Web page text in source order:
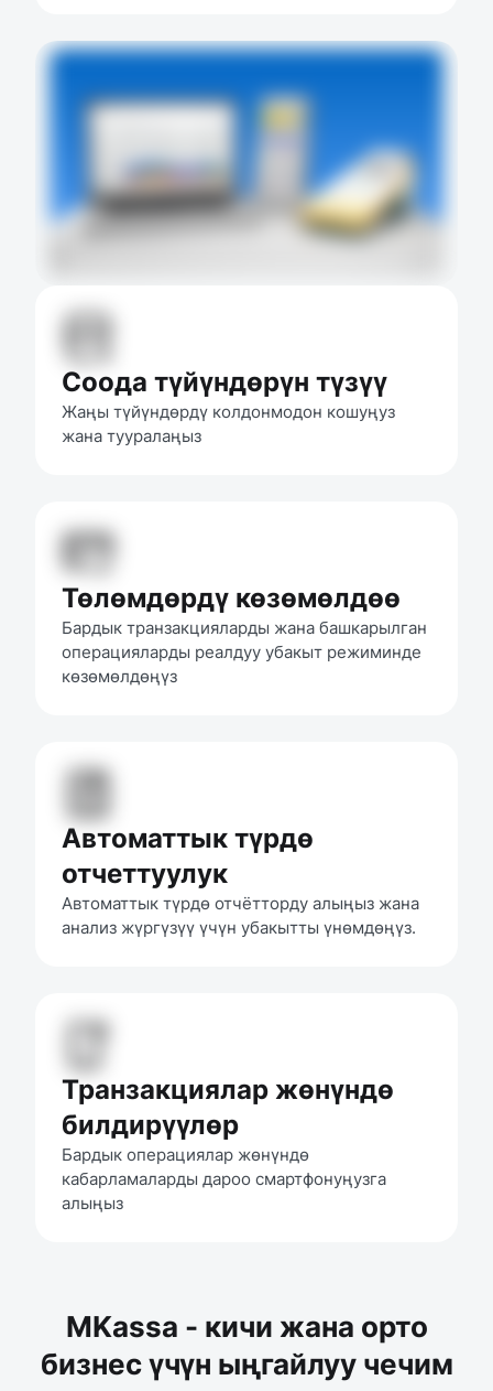
Соода түйүндөрүн түзүү
Жаңы түйүндөрдү колдонмодон кошуңуз
жана тууралаңыз
Төлөмдөрдү көзөмөлдөө
Бардык транзакцияларды жана башкарылган
операцияларды реалдуу убакыт режиминде
көзөмөлдөңүз
Автоматтык түрдө
отчеттуулук
Автоматтык түрдө отчётторду алыңыз жана
анализ жүргүзүү үчүн убакытты үнөмдөңүз.
Транзакциялар жөнүндө
билдирүүлөр
Бардык операциялар жөнүндө
кабарламаларды дароо смартфонуңузга
алыңыз
MKassa - кичи жана орто
бизнес үчүн ыңгайлуу чечим